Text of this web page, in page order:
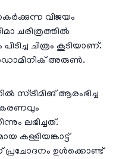
വിജയം
ചരിത്രത്തിൽ
ചിത്രം കൂടിയാണ്.
ഡൊമിനിക് അരുൺ.
സ്ട്രീമിങ് ആരംഭിച്ച
ലഭിച്ചത്.
കള്ളിയങ്കാട്ട്
പ്രചോദനം ഉൾക്കൊണ്ട്